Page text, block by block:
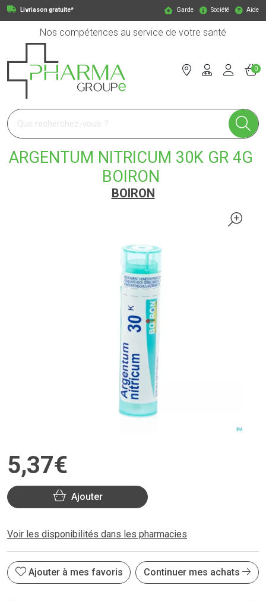
Livriason gratuite* Garde Société Aide
Nos compétences au service de votre santé
Pharmagroupe Votre pharmacie en ligne à votre service
0
ARGENTUM NITRICUM 30K GR 4G
BOIRON
BOIRON
5,37€
Ajouter
Voir les disponibilités dans les pharmacies
Ajouter à mes favoris Continuer mes achats